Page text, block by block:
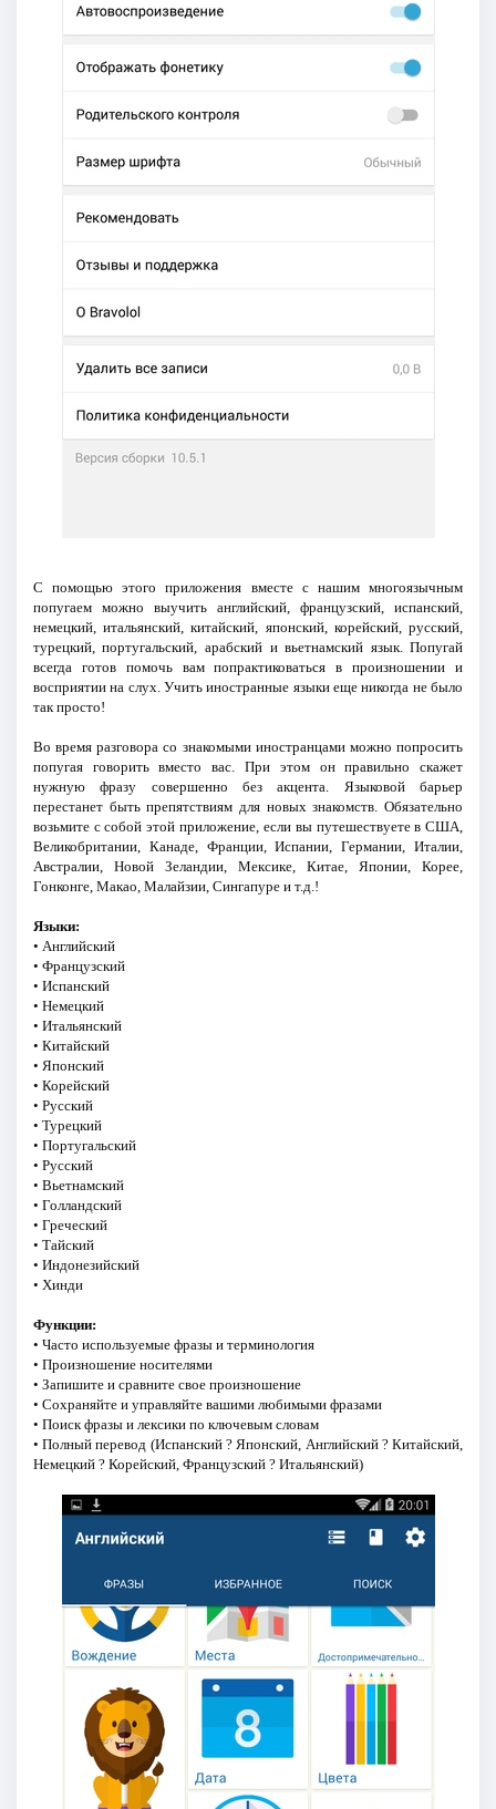
С помощью этого приложения вместе с нашим многоязычным
попугаем можно выучить английский, французский, испанский,
немецкий, итальянский, китайский, японский, корейский, русский,
турецкий, португальский, арабский и вьетнамский язык. Попугай
всегда готов помочь вам попрактиковаться в произношении и
восприятии на слух. Учить иностранные языки еще никогда не было
так просто!
Во время разговора со знакомыми иностранцами можно попросить
попугая говорить вместо вас. При этом он правильно скажет
нужную фразу совершенно без акцента. Языковой барьер
перестанет быть препятствиям для новых знакомств. Обязательно
возьмите с собой этой приложение, если вы путешествуете в США,
Великобритании, Канаде, Франции, Испании, Германии, Италии,
Австралии, Новой Зеландии, Мексике, Китае, Японии, Корее,
Гонконге, Макао, Малайзии, Сингапуре и т.д.!
Языки:
• Английский
• Французский
• Испанский
• Немецкий
• Итальянский
• Китайский
• Японский
• Корейский
• Русский
• Турецкий
• Португальский
• Русский
• Вьетнамский
• Голландский
• Греческий
• Тайский
• Индонезийский
• Хинди
Функции:
• Часто используемые фразы и терминология
• Произношение носителями
• Запишите и сравните свое произношение
• Сохраняйте и управляйте вашими любимыми фразами
• Поиск фразы и лексики по ключевым словам
• Полный перевод (Испанский ? Японский, Английский ? Китайский,
Немецкий ? Корейский, Французский ? Итальянский)